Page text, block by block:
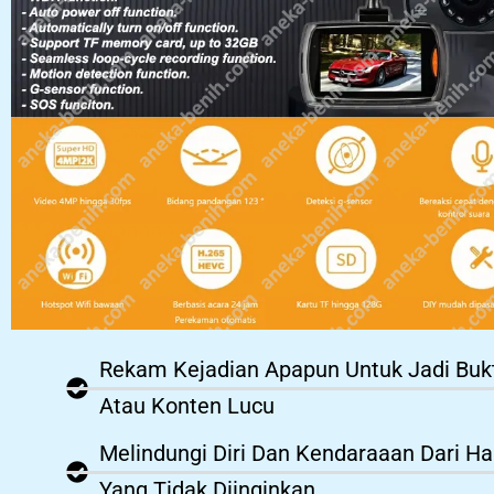
Rekam Kejadian Apapun Untuk Jadi
Atau Konten Lucu
Melindungi Diri Dan Kendaraaan Dari